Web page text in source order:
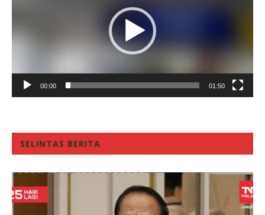
00:00 01:50
SELINTAS BERITA